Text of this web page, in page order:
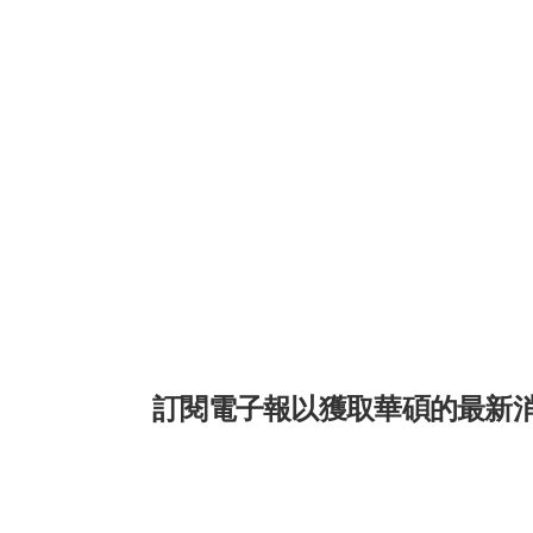
訂閱電子報以獲取華碩的最新